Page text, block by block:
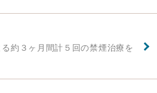
約３ヶ月間計５回の禁煙治療を